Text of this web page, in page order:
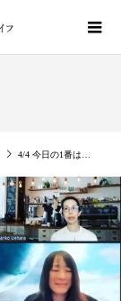
4/4 今日の1番は、謎すぎる奥義を発見したこと そしてまた頭が痛いくらいにヤバいと思う